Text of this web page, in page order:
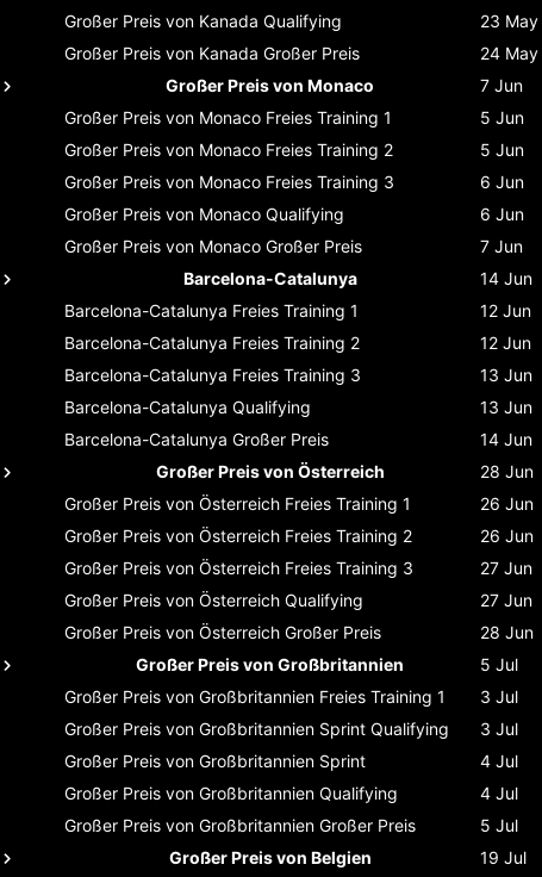
Großer Preis von Kanada Qualifying 23 May
Großer Preis von Kanada Großer Preis 24 May
Großer Preis von Monaco
7 Jun
Großer Preis von Monaco Freies Training 1 5 Jun
Großer Preis von Monaco Freies Training 2 5 Jun
Großer Preis von Monaco Freies Training 3 6 Jun
Großer Preis von Monaco Qualifying 6 Jun
Großer Preis von Monaco Großer Preis 7 Jun
Barcelona-Catalunya
14 Jun
Barcelona-Catalunya Freies Training 1 12 Jun
Barcelona-Catalunya Freies Training 2 12 Jun
Barcelona-Catalunya Freies Training 3 13 Jun
Barcelona-Catalunya Qualifying 13 Jun
Barcelona-Catalunya Großer Preis 14 Jun
Großer Preis von Österreich
28 Jun
Großer Preis von Österreich Freies Training 1 26 Jun
Großer Preis von Österreich Freies Training 2 26 Jun
Großer Preis von Österreich Freies Training 3 27 Jun
Großer Preis von Österreich Qualifying 27 Jun
Großer Preis von Österreich Großer Preis 28 Jun
Großer Preis von Großbritannien
5 Jul
Großer Preis von Großbritannien Freies Training 1 3 Jul
Großer Preis von Großbritannien Sprint Qualifying 3 Jul
Großer Preis von Großbritannien Sprint 4 Jul
Großer Preis von Großbritannien Qualifying 4 Jul
Großer Preis von Großbritannien Großer Preis 5 Jul
Großer Preis von Belgien
19 Jul